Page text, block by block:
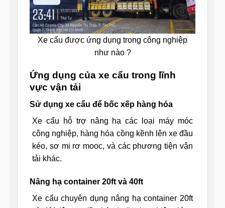
Xe cẩu được ứng dụng trong công nghiệp
như nào ?
Ứng dụng của xe cẩu trong lĩnh
vực vận tải
Sử dụng xe cẩu để bốc xếp hàng hóa
Xe cẩu hỗ trợ nâng hạ các loại máy móc
công nghiệp, hàng hóa cồng kềnh lên xe đầu
kéo, sơ mi rơ mooc, và các phương tiện vận
tải khác.
Nâng hạ container 20ft và 40ft
Xe cẩu chuyên dụng nâng hạ container 20ft